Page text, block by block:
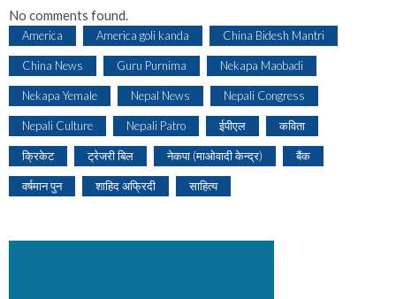
No comments found.
America America goli kanda China Bidesh Mantri
China News Guru Purnima Nekapa Maobadi
Nekapa Yemale Nepal News Nepali Congress
Nepali Culture Nepali Patro ईपीएल कविता
क्रिकेट ट्रेजरी बिल नेकपा (माओवादी केन्द्र) बैंक
वर्षमान पुन शाहिद अफ्रिदी साहित्य